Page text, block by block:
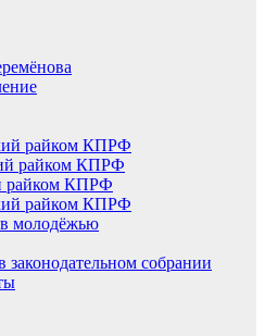
райком КПРФ
райком КПРФ
райком КПРФ
райком КПРФ
молодёжью
собрании